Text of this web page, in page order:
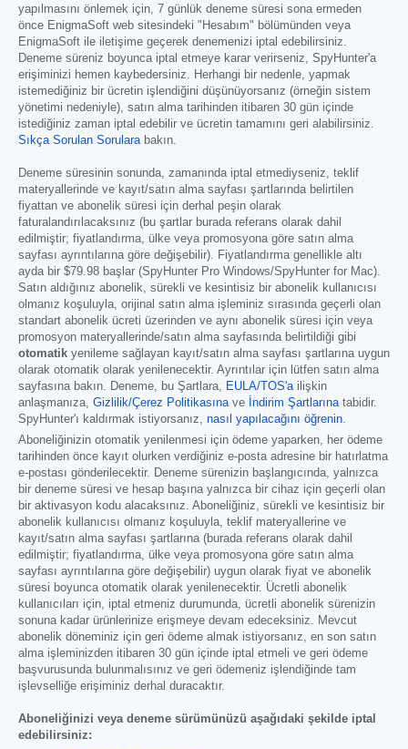
yapılmasını önlemek için, 7 günlük deneme süresi sona ermeden
önce EnigmaSoft web sitesindeki "Hesabım" bölümünden veya
EnigmaSoft ile iletişime geçerek denemenizi iptal edebilirsiniz.
Deneme süreniz boyunca iptal etmeye karar verirseniz, SpyHunter'a
erişiminizi hemen kaybedersiniz. Herhangi bir nedenle, yapmak
istemediğiniz bir ücretin işlendiğini düşünüyorsanız (örneğin sistem
yönetimi nedeniyle), satın alma tarihinden itibaren 30 gün içinde
istediğiniz zaman iptal edebilir ve ücretin tamamını geri alabilirsiniz.
Sıkça Sorulan Sorulara bakın.
Deneme süresinin sonunda, zamanında iptal etmediyseniz, teklif
materyallerinde ve kayıt/satın alma sayfası şartlarında belirtilen
fiyattan ve abonelik süresi için derhal peşin olarak
faturalandırılacaksınız (bu şartlar burada referans olarak dahil
edilmiştir; fiyatlandırma, ülke veya promosyona göre satın alma
sayfası ayrıntılarına göre değişebilir). Fiyatlandırma genellikle altı
ayda bir $79.98 başlar (SpyHunter Pro Windows/SpyHunter for Mac).
Satın aldığınız abonelik, sürekli ve kesintisiz bir abonelik kullanıcısı
olmanız koşuluyla, orijinal satın alma işleminiz sırasında geçerli olan
standart abonelik ücreti üzerinden ve aynı abonelik süresi için veya
promosyon materyallerinde/satın alma sayfasında belirtildiği gibi
otomatik yenileme sağlayan kayıt/satın alma sayfası şartlarına uygun
olarak otomatik olarak yenilenecektir. Ayrıntılar için lütfen satın alma
sayfasına bakın. Deneme, bu Şartlara,
EULA/TOS'a ilişkin
anlaşmanıza, Gizlilik/Çerez Politikasına ve İndirim Şartlarına tabidir.
SpyHunter'ı kaldırmak istiyorsanız, nasıl yapılacağını öğrenin
Aboneliğinizin otomatik yenilenmesi için ödeme yaparken, her ödeme
tarihinden önce kayıt olurken verdiğiniz e-posta adresine bir hatırlatma
e-postası gönderilecektir. Deneme sürenizin başlangıcında, yalnızca
bir deneme süresi ve hesap başına yalnızca bir cihaz için geçerli olan
bir aktivasyon kodu alacaksınız. Aboneliğiniz, sürekli ve kesintisiz bir
abonelik kullanıcısı olmanız koşuluyla, teklif materyallerine ve
kayıt/satın alma sayfası şartlarına (burada referans olarak dahil
edilmiştir; fiyatlandırma, ülke veya promosyona göre satın alma
sayfası ayrıntılarına göre değişebilir) uygun olarak fiyat ve abonelik
süresi boyunca otomatik olarak yenilenecektir. Ücretli abonelik
kullanıcıları için, iptal etmeniz durumunda, ücretli abonelik sürenizin
sonuna kadar ürünlerinize erişmeye devam edeceksiniz. Mevcut
abonelik döneminiz için geri ödeme almak istiyorsanız, en son satın
alma işleminizden itibaren 30 gün içinde iptal etmeli ve geri ödeme
başvurusunda bulunmalısınız ve geri ödemeniz işlendiğinde tam
işlevselliğe erişiminiz derhal duracaktır.
Aboneliğinizi veya deneme sürümünüzü aşağıdaki şekilde iptal
edebilirsiniz: